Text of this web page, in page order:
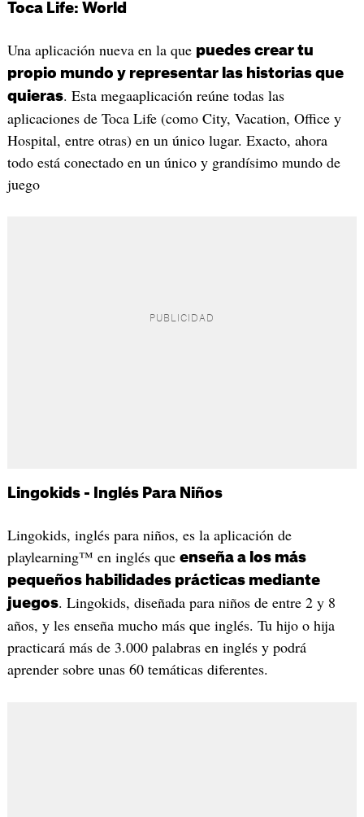
Toca Life: World
Una aplicación nueva en la que puedes crear tu
propio mundo y representar las historias que
quieras. Esta megaaplicación reúne todas las
aplicaciones de Toca Life (como City, Vacation, Office y
Hospital, entre otras) en un único lugar. Exacto, ahora
todo está conectado en un único y grandísimo mundo de
juego
Lingokids - Inglés Para Niños
Lingokids, inglés para niños, es la aplicación de
playlearning™ en inglés que enseña a los más
pequeños habilidades prácticas mediante
juegos. Lingokids, diseñada para niños de entre 2 y 8
años, y les enseña mucho más que inglés. Tu hijo o hija
practicará más de 3.000 palabras en inglés y podrá
aprender sobre unas 60 temáticas diferentes.